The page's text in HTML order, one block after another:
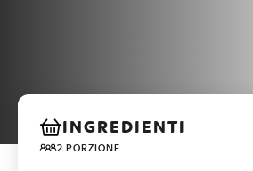
INGREDIENTI
2 PORZIONE